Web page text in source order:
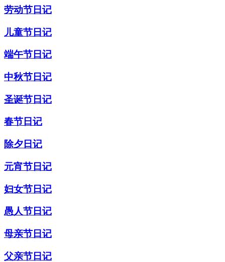
劳动节日记
儿童节日记
端午节日记
中秋节日记
圣诞节日记
春节日记
除夕日记
元宵节日记
妇女节日记
愚人节日记
母亲节日记
父亲节日记